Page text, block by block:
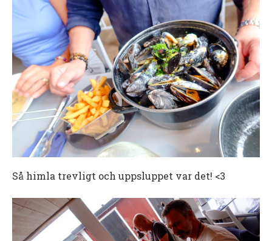
Så himla trevligt och uppsluppet var det! <3